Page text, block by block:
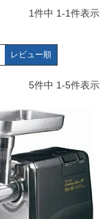
1件中 1-1件表示
レビュー順
5件中 1-5件表示